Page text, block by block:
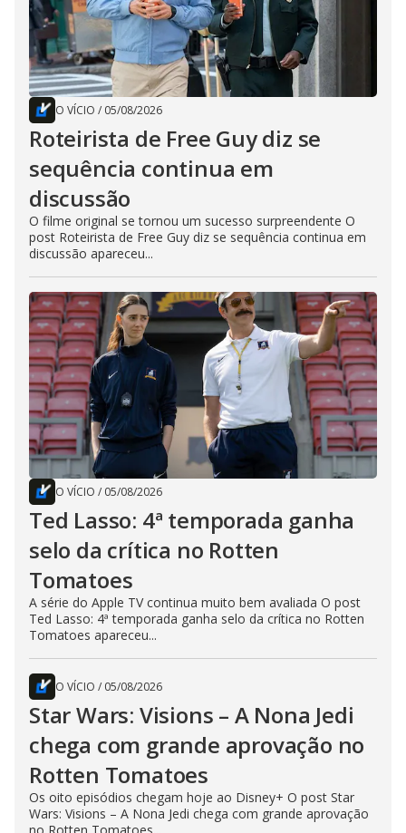
O VÍCIO / 05/08/2026
Roteirista de Free Guy diz se
sequência continua em
discussão
O filme original se tornou um sucesso surpreendente O
post Roteirista de Free Guy diz se sequência continua em
discussão apareceu...
O VÍCIO / 05/08/2026
Ted Lasso: 4ª temporada ganha
selo da crítica no Rotten
Tomatoes
A série do Apple TV continua muito bem avaliada O post
Ted Lasso: 4ª temporada ganha selo da crítica no Rotten
Tomatoes apareceu...
O VÍCIO / 05/08/2026
Star Wars: Visions – A Nona Jedi
chega com grande aprovação no
Rotten Tomatoes
Os oito episódios chegam hoje ao Disney+ O post Star
Wars: Visions – A Nona Jedi chega com grande aprovação